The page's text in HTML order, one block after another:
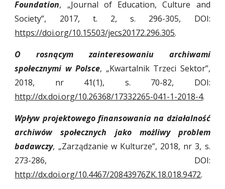
Foundation, „Journal of Education, Culture and
Society”, 2017, t. 2, s. 296-305, DOI:
https://doi.org/10.15503/jecs20172.296.305.
O rosnącym zainteresowaniu archiwami
społecznymi w Polsce, „Kwartalnik Trzeci Sektor”,
2018, nr 41(1), s. 70-82, DOI:
http://dx.doi.org/10.26368/17332265-041-1-2018-4.
Wpływ projektowego finansowania na działalność
archiwów społecznych jako możliwy problem
badawczy, „Zarządzanie w Kulturze”, 2018, nr 3, s.
273-286, DOI:
http://dx.doi.org/10.4467/20843976ZK.18.018.9472.